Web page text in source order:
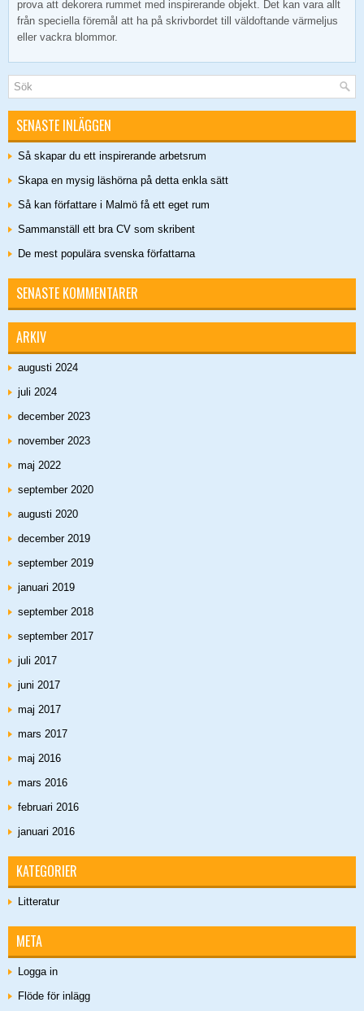
prova att dekorera rummet med inspirerande objekt. Det kan vara allt
från speciella föremål att ha på skrivbordet till väldoftande värmeljus
eller vackra blommor.
SENASTE INLÄGGEN
Så skapar du ett inspirerande arbetsrum
Skapa en mysig läshörna på detta enkla sätt
Så kan författare i Malmö få ett eget rum
Sammanställ ett bra CV som skribent
De mest populära svenska författarna
SENASTE KOMMENTARER
ARKIV
augusti 2024
juli 2024
december 2023
november 2023
maj 2022
september 2020
augusti 2020
december 2019
september 2019
januari 2019
september 2018
september 2017
juli 2017
juni 2017
maj 2017
mars 2017
maj 2016
mars 2016
februari 2016
januari 2016
KATEGORIER
Litteratur
META
Logga in
Flöde för inlägg